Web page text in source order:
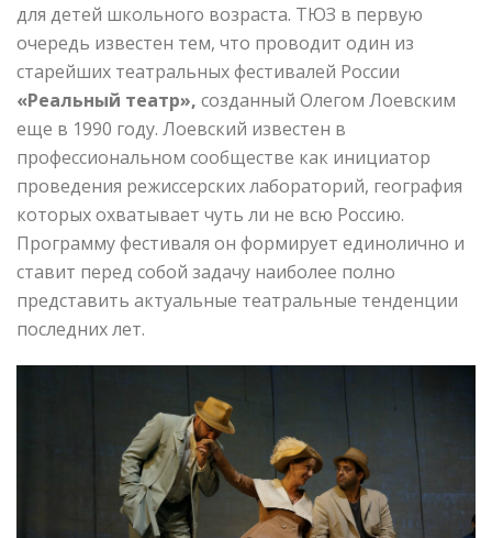
для детей школьного возраста. ТЮЗ в первую
очередь известен тем, что проводит один из
старейших театральных фестивалей России
«Реальный театр», созданный Олегом Лоевским
еще в 1990 году. Лоевский известен в
профессиональном сообществе как инициатор
проведения режиссерских лабораторий, география
которых охватывает чуть ли не всю Россию.
Программу фестиваля он формирует единолично и
ставит перед собой задачу наиболее полно
представить актуальные театральные тенденции
последних лет.